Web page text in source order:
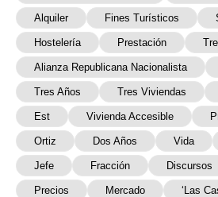
Alquiler Fines Turísticos
Hostelería Prestación
Alianza Republicana Nacionalista
Tres Años Tres Viviendas
Est Vivienda Accesible
Ortiz Dos Años Vida
Jefe Fracción Discursos
Precios Mercado ‘las